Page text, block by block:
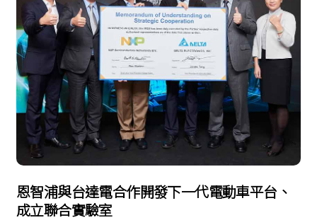
恩智浦與台達電合作開發下一代電動車平台、
成立聯合實驗室